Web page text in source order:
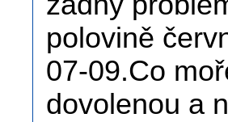
polovině
07-09.Co
dovolenou a